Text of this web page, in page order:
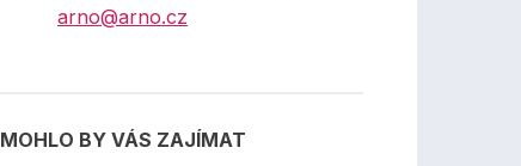
arno@arno.cz
MOHLO BY VÁS ZAJÍMAT